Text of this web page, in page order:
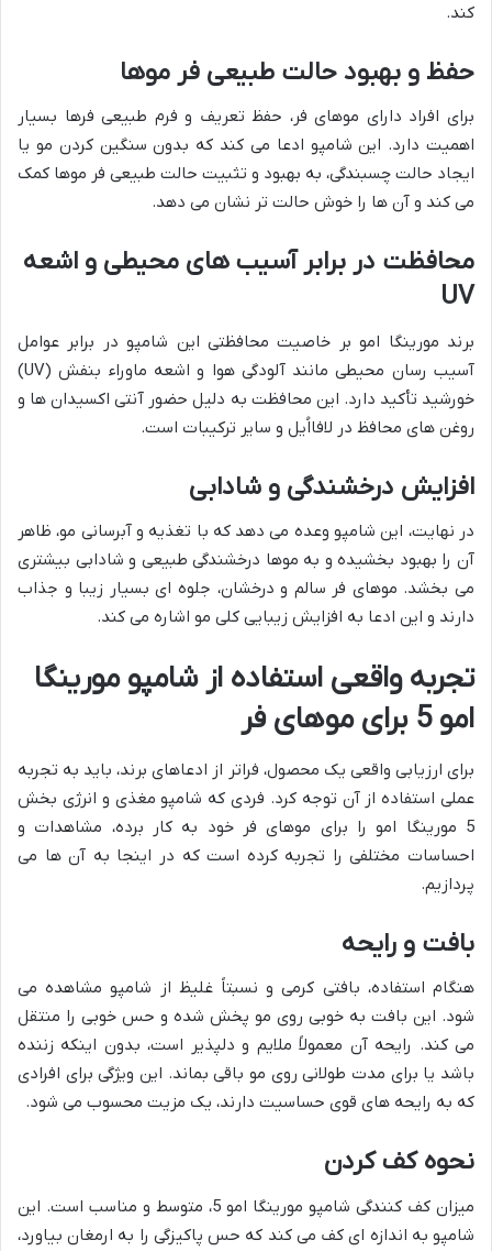
کند.
حفظ و بهبود حالت طبیعی فر موها
برای افراد دارای موهای فر، حفظ تعریف و فرم طبیعی فرها بسیار
اهمیت دارد. این شامپو ادعا می کند که بدون سنگین کردن مو یا
ایجاد حالت چسبندگی، به بهبود و تثبیت حالت طبیعی فر موها کمک
می کند و آن ها را خوش حالت تر نشان می دهد.
محافظت در برابر آسیب های محیطی و اشعه
UV
برند مورینگا امو بر خاصیت محافظتی این شامپو در برابر عوامل
آسیب رسان محیطی مانند آلودگی هوا و اشعه ماوراء بنفش (UV)
خورشید تأکید دارد. این محافظت به دلیل حضور آنتی اکسیدان ها و
روغن های محافظ در لافااُیل و سایر ترکیبات است.
افزایش درخشندگی و شادابی
در نهایت، این شامپو وعده می دهد که با تغذیه و آبرسانی مو، ظاهر
آن را بهبود بخشیده و به موها درخشندگی طبیعی و شادابی بیشتری
می بخشد. موهای فر سالم و درخشان، جلوه ای بسیار زیبا و جذاب
دارند و این ادعا به افزایش زیبایی کلی مو اشاره می کند.
تجربه واقعی استفاده از شامپو مورینگا
امو 5 برای موهای فر
برای ارزیابی واقعی یک محصول، فراتر از ادعاهای برند، باید به تجربه
عملی استفاده از آن توجه کرد. فردی که شامپو مغذی و انرژی بخش
5 مورینگا امو را برای موهای فر خود به کار برده، مشاهدات و
احساسات مختلفی را تجربه کرده است که در اینجا به آن ها می
پردازیم.
بافت و رایحه
هنگام استفاده، بافتی کرمی و نسبتاً غلیظ از شامپو مشاهده می
شود. این بافت به خوبی روی مو پخش شده و حس خوبی را منتقل
می کند. رایحه آن معمولاً ملایم و دلپذیر است، بدون اینکه زننده
باشد یا برای مدت طولانی روی مو باقی بماند. این ویژگی برای افرادی
که به رایحه های قوی حساسیت دارند، یک مزیت محسوب می شود.
نحوه کف کردن
میزان کف کنندگی شامپو مورینگا امو 5، متوسط و مناسب است. این
شامپو به اندازه ای کف می کند که حس پاکیزگی را به ارمغان بیاورد،